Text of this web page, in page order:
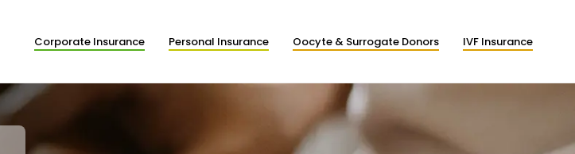
Corporate Insurance Personal Insurance Oocyte & Surrogate Donors IVF Insurance